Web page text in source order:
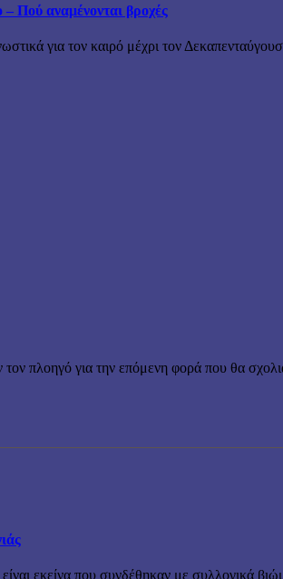
– Πού αναμένονται βροχές
για τον καιρό μέχρι τον
πλοηγό για την επόμενη φορά που θα
εκείνα που συνδέθηκαν με συλλογικά